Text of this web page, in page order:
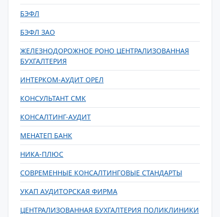
БЭФЛ
БЭФЛ ЗАО
ЖЕЛЕЗНОДОРОЖНОЕ РОНО ЦЕНТРАЛИЗОВАННАЯ
БУХГАЛТЕРИЯ
ИНТЕРКОМ-АУДИТ ОРЕЛ
КОНСУЛЬТАНТ СМК
КОНСАЛТИНГ-АУДИТ
МЕНАТЕП БАНК
НИКА-ПЛЮС
СОВРЕМЕННЫЕ КОНСАЛТИНГОВЫЕ СТАНДАРТЫ
УКАП АУДИТОРСКАЯ ФИРМА
ЦЕНТРАЛИЗОВАННАЯ БУХГАЛТЕРИЯ ПОЛИКЛИНИКИ